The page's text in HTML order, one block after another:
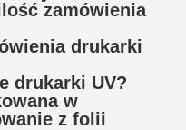
zamówienia
drukarki
drukarki UV?
w
z folii